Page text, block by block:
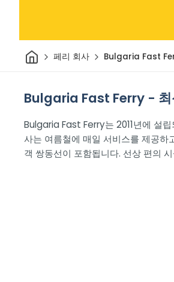
집 페리 회사 Bulgaria Fast
Bulgaria Fast Ferry - 최
Bulgaria Fast Ferry는 2011년에 설
사는 여름철에 매일 서비스를 제공하
객 쌍동선이 포함됩니다. 선상 편의